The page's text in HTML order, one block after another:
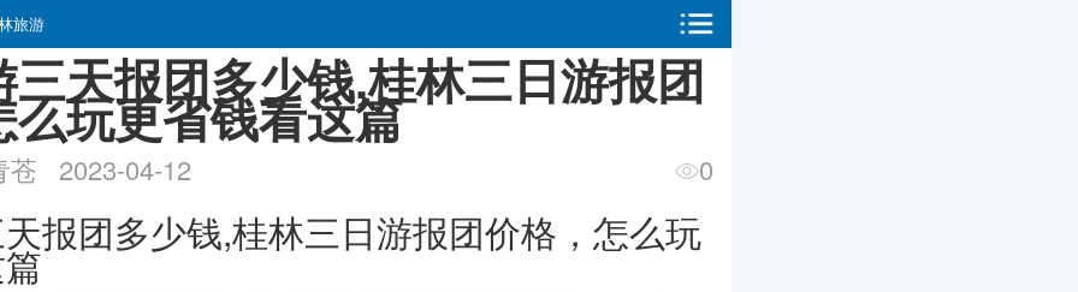
旅游
三天报团多少钱,桂林三日游报团
么玩更省钱看这篇
苍 2023-04-12 0
报团多少钱,桂林三日游报团价格，怎么玩